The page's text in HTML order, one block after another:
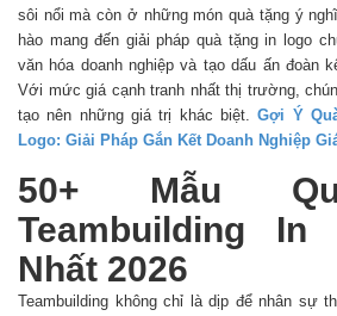
sôi nổi mà còn ở những món quà tặng ý
hào mang đến giải pháp quà tặng in logo
văn hóa doanh nghiệp và tạo dấu ấn đoàn
Với mức giá cạnh tranh nhất thị trường,
tạo nên những giá trị khác biệt.Gợi Ý
Logo: Giải Pháp Gắn Kết Doanh Nghiệp
50+ Mẫu
Teambuilding
Nhất 2026
Teambuilding không chỉ là dịp để nhân sự